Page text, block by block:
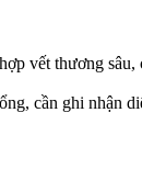
vết thương
cần ghi nhận